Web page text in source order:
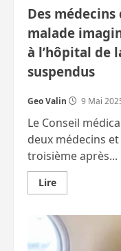
Des
malade
à l’hôpital de
suspendus
Geo Valin 9 Mai
Le Conseil
deux médecins
troisième après...
LireEn
savoir
Des
médecins
qui